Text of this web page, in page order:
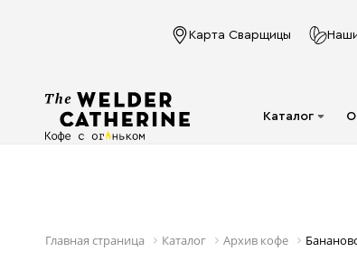
Карта Сварщицы
Каталог
Для фильтра
О
Главная страница Каталог Архив кофе